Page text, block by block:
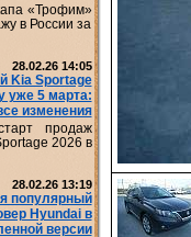
«Трофим»
в России за
28.02.26 14:05
Kia Sportage
уже 5 марта:
изменения
продаж
2026 в
28.02.26 13:19
популярный
Hyundai в
версии